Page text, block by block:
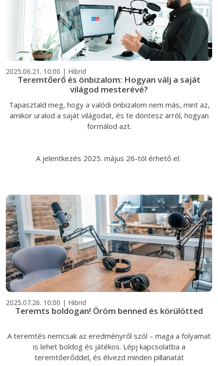
2025.06.21. 10:00 | Hibrid
Teremtőerő és önbizalom: Hogyan válj a saját
világod mesterévé?
Tapasztald meg, hogy a valódi önbizalom nem más, mint az,
amikor uralod a saját világodat, és te döntesz arról, hogyan
formálod azt.
A jelentkezés 2025. május 26-tól érhető el.
2025.07.26. 10:00 | Hibrid
Teremts boldogan! Öröm benned és körülötted
A teremtés nemcsak az eredményről szól – maga a folyamat
is lehet boldog és játékos. Lépj kapcsolatba a
teremtőerőddel, és élvezd minden pillanatát